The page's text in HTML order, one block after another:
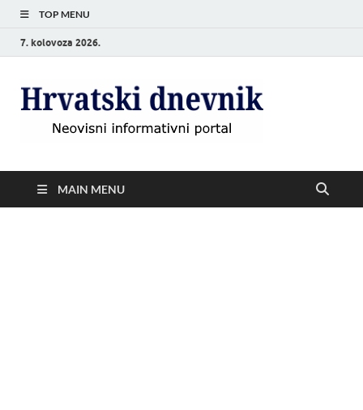
TOP MENU
7. kolovoza 2026.
MAIN MENU